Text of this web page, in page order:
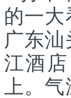
的一
广东
江酒
上。